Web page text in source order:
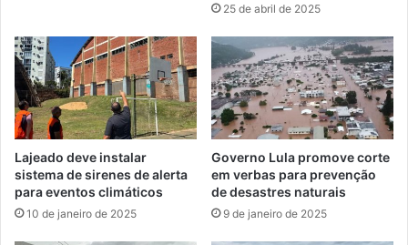
25 de abril de 2025
Lajeado deve instalar
sistema de sirenes de alerta
para eventos climáticos
10 de janeiro de 2025
Governo Lula promove corte
em verbas para prevenção
de desastres naturais
9 de janeiro de 2025